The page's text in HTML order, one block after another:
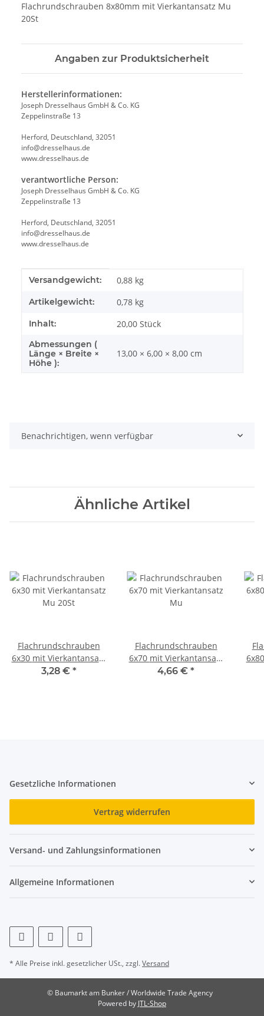
Flachrundschrauben 8x80mm mit Vierkantansatz Mu
20St
Angaben zur Produktsicherheit
Herstellerinformationen:
Joseph Dresselhaus GmbH & Co. KG
Zeppelinstraße 13
Herford, Deutschland, 32051
info@dresselhaus.de
www.dresselhaus.de
verantwortliche Person:
Joseph Dresselhaus GmbH & Co. KG
Zeppelinstraße 13
Herford, Deutschland, 32051
info@dresselhaus.de
www.dresselhaus.de
Produkteigenschaft
Wert
Versandgewicht: 0,88 kg
Artikelgewicht: 0,78 kg
Inhalt: 20,00 Stück
Abmessungen (
Länge × Breite ×
Höhe ):
13,00 × 6,00 × 8,00 cm
Benachrichtigen, wenn verfügbar
Ähnliche Artikel
Flachrundschrauben
6x30 mit Vierkantansatz
Mu 20St
3,28 € *
Flachrundschrauben
6x70 mit Vierkantansatz
Mu
4,66 € *
Gesetzliche Informationen
Vertrag widerrufen
Versand- und Zahlungsinformationen
Allgemeine Informationen
* Alle Preise inkl. gesetzlicher USt., zzgl.Versand
© Baumarkt am Bunker / Worldwide Trade Agency
Powered by JTL-Shop